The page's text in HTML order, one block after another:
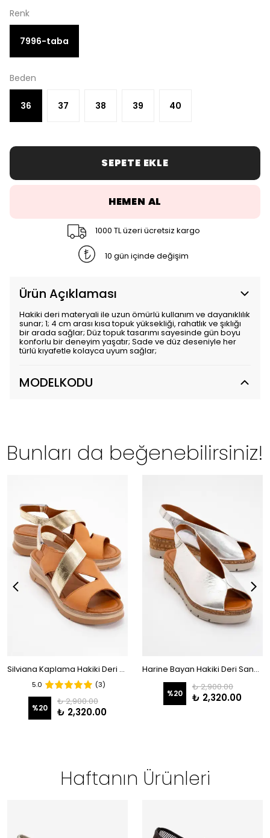
Renk
7996-taba
Beden
36 37 38 39 40
SEPETE EKLE
HEMEN AL
1000 TL üzeri ücretsiz kargo
10 gün içinde değişim
Ürün Açıklaması
Hakiki deri materyali ile uzun ömürlü kullanım ve dayanıklılık
sunar; 1; 4 cm arası kısa topuk yüksekliği, rahatlık ve şıklığı
bir arada sağlar; Düz topuk tasarımı sayesinde gün boyu
konforlu bir deneyim yaşatır; Sade ve düz deseniyle her
türlü kıyafetle kolayca uyum sağlar;
MODELKODU
Bunları da beğenebilirsiniz!
Silviana Kaplama Hakiki Deri Sandalet Taba-Dore
5.0 (3)
%20
₺ 2,900.00
₺ 2,320.00
Harine Bayan Hakiki Deri Sandalet Lame
%20
₺ 2,900.00
₺ 2,320.00
Haftanın Ürünleri